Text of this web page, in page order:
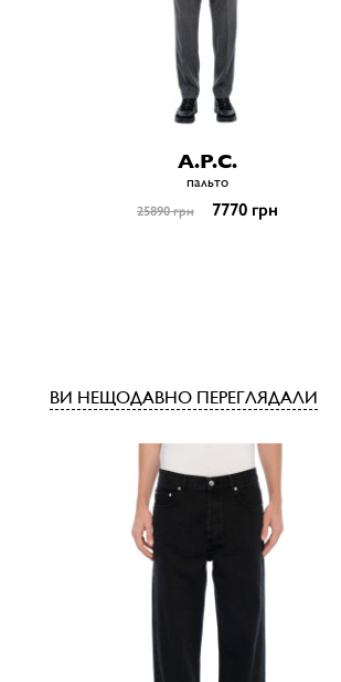
A.P.C.
пальто
25890 грн 7770 грн
ВИ НЕЩОДАВНО ПЕРЕГЛЯДАЛИ